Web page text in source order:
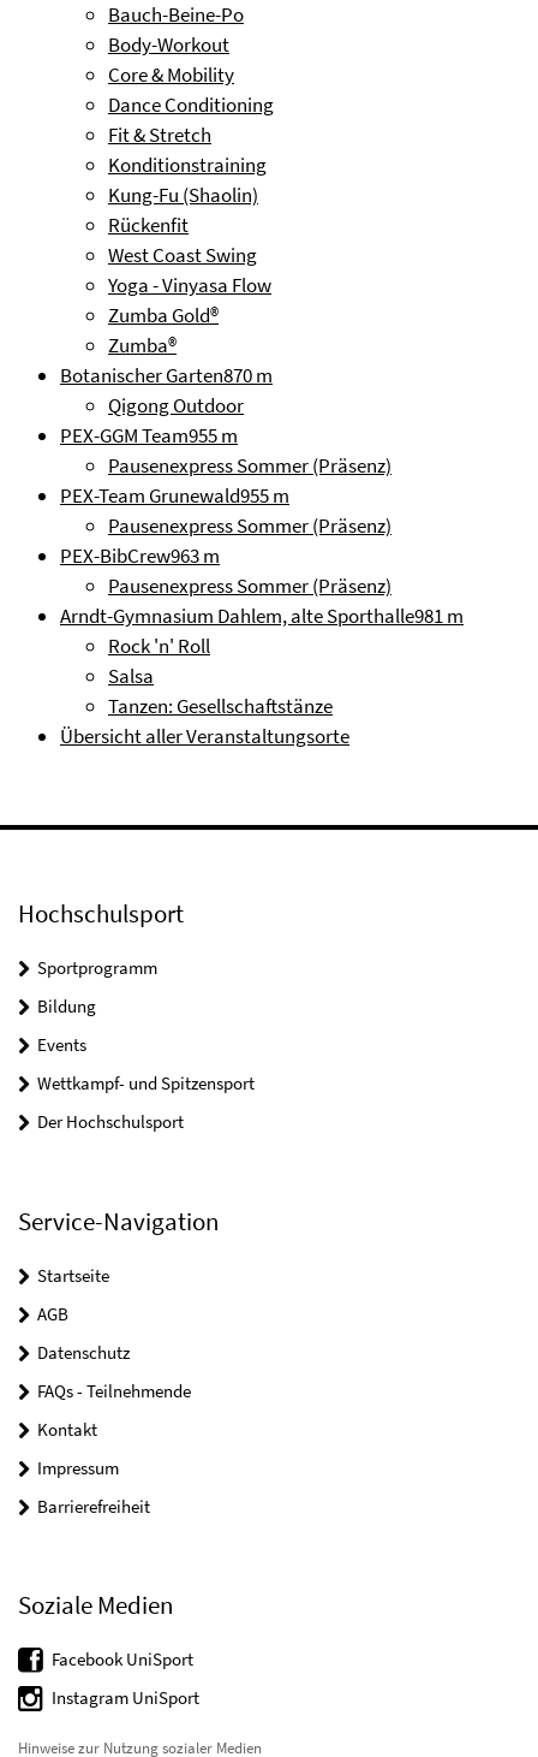
Bauch-Beine-Po
Body-Workout
Core & Mobility
Dance Conditioning
Fit & Stretch
Konditionstraining
Kung-Fu (Shaolin)
Rückenfit
West Coast Swing
Yoga - Vinyasa Flow
Zumba Gold®
Zumba®
Botanischer Garten870 m
Qigong Outdoor
PEX-GGM Team955 m
Pausenexpress Sommer (Präsenz)
PEX-Team Grunewald955 m
Pausenexpress Sommer (Präsenz)
PEX-BibCrew963 m
Pausenexpress Sommer (Präsenz)
Arndt-Gymnasium Dahlem, alte Sporthalle981 m
Rock 'n' Roll
Salsa
Tanzen: Gesellschaftstänze
Übersicht aller Veranstaltungsorte
Hochschulsport
Sportprogramm
Bildung
Events
Wettkampf- und Spitzensport
Der Hochschulsport
Service-Navigation
Startseite
AGB
Datenschutz
FAQs - Teilnehmende
Kontakt
Impressum
Barrierefreiheit
Soziale Medien
Facebook UniSport
Instagram UniSport
Hinweise zur Nutzung sozialer Medien